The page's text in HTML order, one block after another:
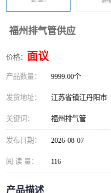
福州排气管供应
价格： 面议
产品数量： 9999.00个
发货地址： 江苏省镇江丹阳市
关键词： 福州排气管
发布日期： 2026-08-07
阅 读 量： 116
产品描述